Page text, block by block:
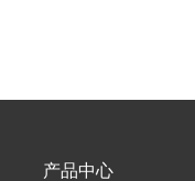
产品中心